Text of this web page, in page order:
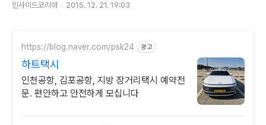
인사이드코리아 2015. 12. 21. 19:03
https://blog.naver.com/psk24 광고
하트택시
인천공항, 김포공항, 지방 장거리택시 예약전
문. 편안하고 안전하게 모십니다